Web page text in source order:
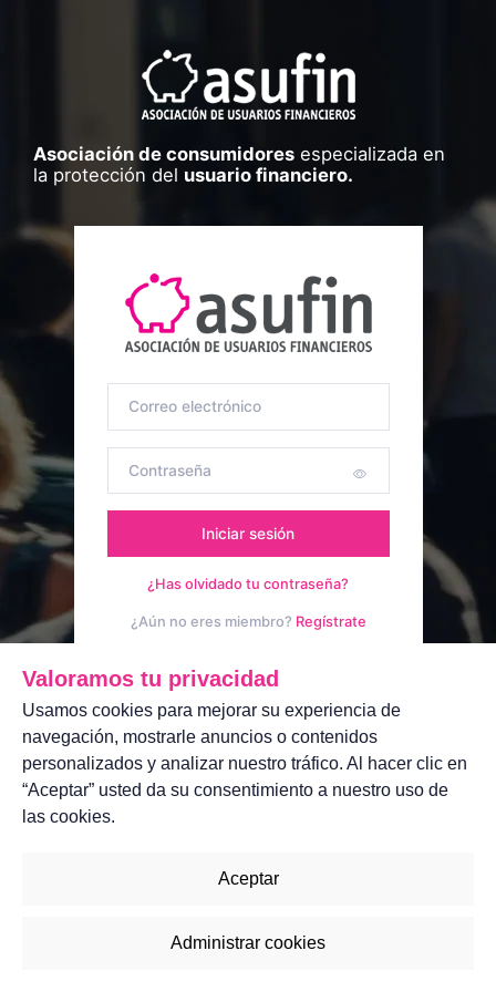
Asociación de consumidores especializada en
la protección del usuario financiero.
Iniciar sesión
¿Has olvidado tu contraseña?
¿Aún no eres miembro? Regístrate
Valoramos tu privacidad
Usamos cookies para mejorar su experiencia de
navegación, mostrarle anuncios o contenidos
personalizados y analizar nuestro tráfico. Al hacer clic en
“Aceptar” usted da su consentimiento a nuestro uso de
las cookies.
Aceptar
Administrar cookies